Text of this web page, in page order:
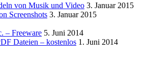
von Musik und Video 3. Januar 2015
Screenshots 3. Januar 2015
– Freeware 5. Juni 2014
Dateien – kostenlos 1. Juni 2014